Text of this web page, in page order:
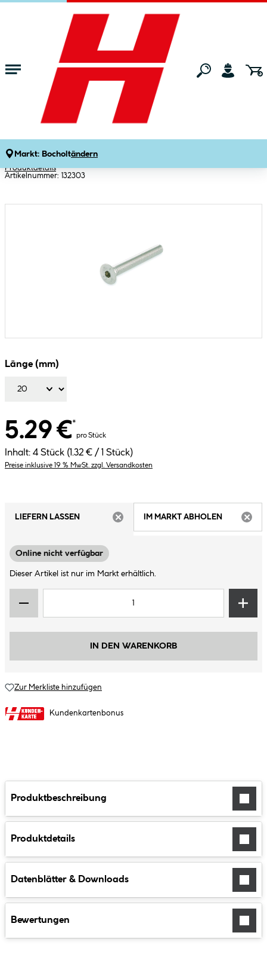
Zum Hauptinhalt springen
Markt: Bocholtändern
Maschinen & Werkzeuge Eisenwaren
Suki Senkschraube A2-70
mm 4 Stück
Produktdetails
Artikelnummer: 132303
Länge (mm)
5.29 €*
pro Stück
Inhalt: 4 Stück (1.32 € / 1 Stück)
Preise inklusive 19 % MwSt. zzgl. Versandkosten
LIEFERN LASSEN
IM MARKT ABHOLEN
Online nicht verfügbar
Dieser Artikel ist nur im Markt erhältlich.
IN DEN WARENKORB
Zur Merkliste hinzufügen
Kundenkartenbonus
Produktbeschreibung
Produktdetails
Datenblätter & Downloads
Bewertungen